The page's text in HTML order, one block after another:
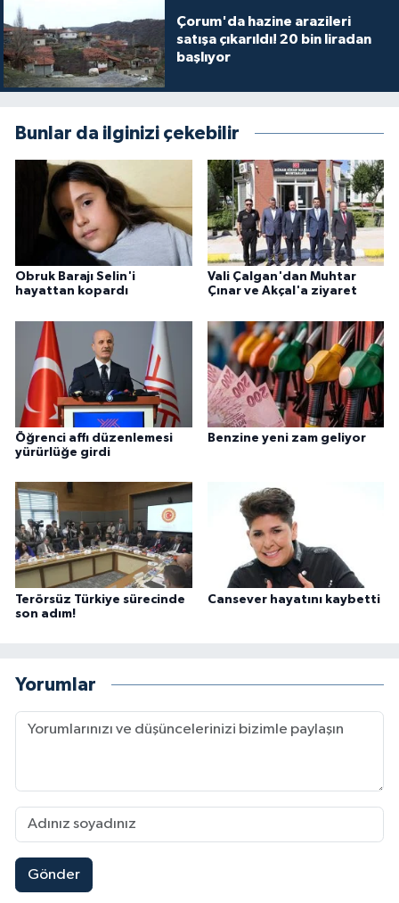
Çorum'da hazine arazileri
satışa çıkarıldı! 20 bin liradan
başlıyor
Bunlar da ilginizi çekebilir
Obruk Barajı Selin'i
hayattan kopardı
Vali Çalgan'dan Muhtar
Çınar ve Akçal'a ziyaret
Öğrenci affı düzenlemesi
yürürlüğe girdi
Benzine yeni zam geliyor
Terörsüz Türkiye sürecinde
son adım!
Cansever hayatını kaybetti
Yorumlar
Gönder